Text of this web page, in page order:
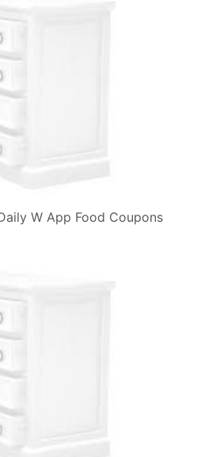
W App Food Coupons